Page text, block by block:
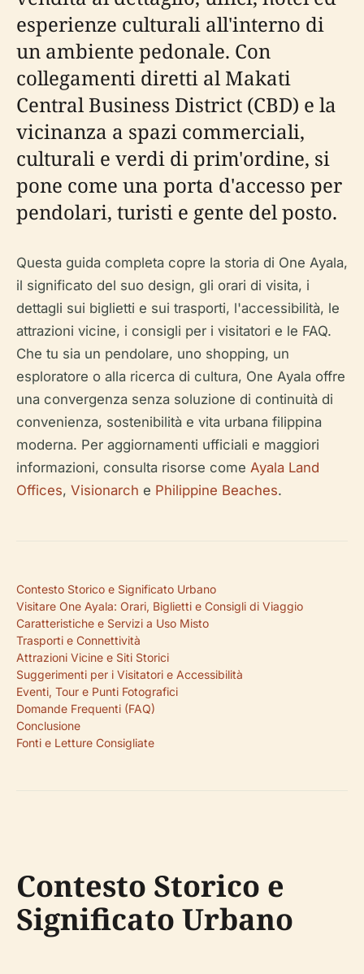
esperienze culturali all'interno di
un ambiente pedonale. Con
collegamenti diretti al Makati
Central Business District (CBD) e la
vicinanza a spazi commerciali,
culturali e verdi di prim'ordine, si
pone come una porta d'accesso per
pendolari, turisti e gente del posto.
Questa guida completa copre la storia di One Ayala,
il significato del suo design, gli orari di visita, i
dettagli sui biglietti e sui trasporti, l'accessibilità, le
attrazioni vicine, i consigli per i visitatori e le FAQ.
Che tu sia un pendolare, uno shopping, un
esploratore o alla ricerca di cultura, One Ayala offre
una convergenza senza soluzione di continuità di
convenienza, sostenibilità e vita urbana filippina
moderna. Per aggiornamenti ufficiali e maggiori
informazioni, consulta risorse come Ayala Land
Offices, Visionarch e Philippine Beaches.
Contesto Storico e Significato Urbano
Visitare One Ayala: Orari, Biglietti e Consigli di Viaggio
Caratteristiche e Servizi a Uso Misto
Trasporti e Connettività
Attrazioni Vicine e Siti Storici
Suggerimenti per i Visitatori e Accessibilità
Eventi, Tour e Punti Fotografici
Domande Frequenti (FAQ)
Conclusione
Fonti e Letture Consigliate
Contesto Storico e
Significato Urbano